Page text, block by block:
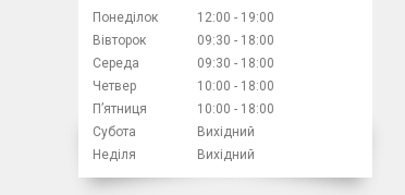
Понеділок 12:00
19:00
Вівторок
09:30
18:00
Середа
09:30
18:00
Четвер
10:00
18:00
Пʼятниця
10:00
18:00
Субота
Вихідний
Неділя
Вихідний